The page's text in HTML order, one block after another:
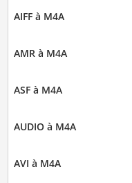
AIFF à M4A
AMR à M4A
ASF à M4A
AUDIO à M4A
AVI à M4A